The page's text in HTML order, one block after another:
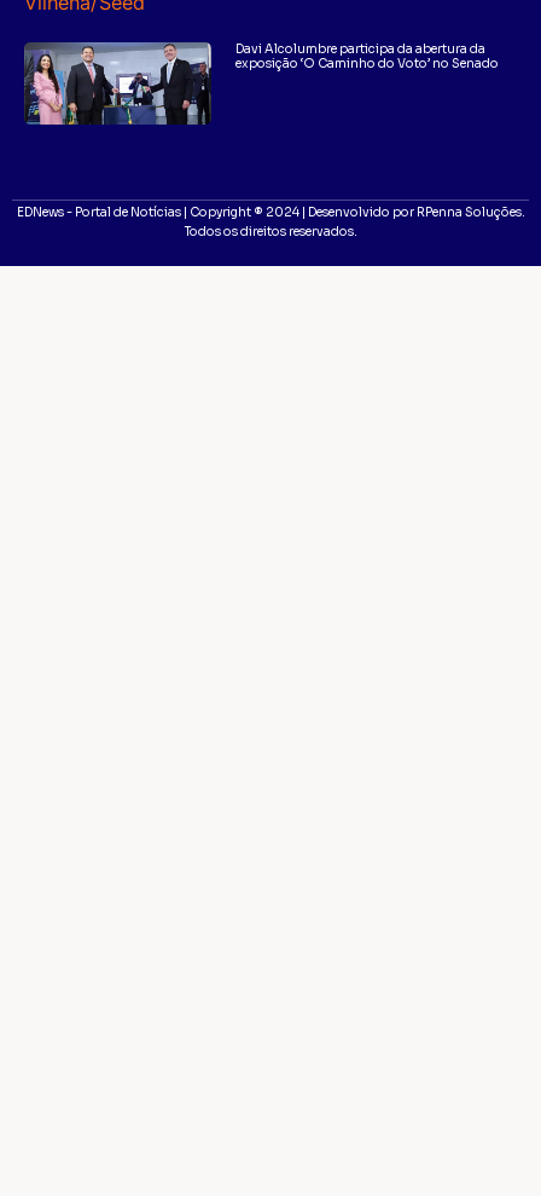
Davi Alcolumbre participa da abertura da
exposição ‘O Caminho do Voto’ no Senado
EDNews - Portal de Notícias | Copyright ® 2024 | Desenvolvido por RPenna Soluções.
Todos os direitos reservados.